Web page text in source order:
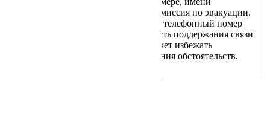
сотрудника, на которого возложена миссия по эвакуации.
В обязательном порядке сообщается телефонный номер
работника, дабы имелась возможность поддержания связи
и согласования действий, что поможет избежать
вероятного неблагоприятного стечения обстоятельств.